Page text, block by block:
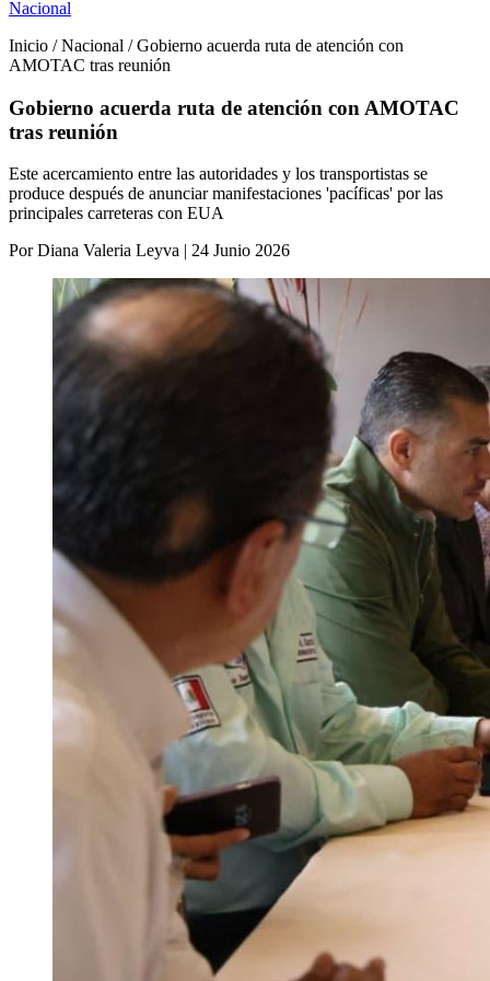
Nacional
Inicio / Nacional / Gobierno acuerda ruta de atención con
AMOTAC tras reunión
Gobierno acuerda ruta de atención con AMOTAC
tras reunión
Este acercamiento entre las autoridades y los transportistas se
produce después de anunciar manifestaciones 'pacíficas' por las
principales carreteras con EUA
Por Diana Valeria Leyva | 24 Junio 2026